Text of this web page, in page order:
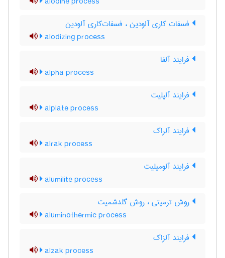
فسفات کاری آلودین ، فسفات‌کاری آلودین
alodizing process
فرایند آلفا
alpha process
فرایند آلپلیت
alplate process
فرایند آلراک
alrak process
فرایند آلومیلیت
alumilite process
روش ترمیتی ، روش گلدشمیت
aluminothermic process
فرایند آلزاک
alzak process